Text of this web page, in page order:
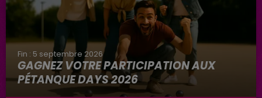
Fin : 5 septembre 2026
GAGNEZ VOTRE PARTICIPATION AUX
PÉTANQUE DAYS 2026